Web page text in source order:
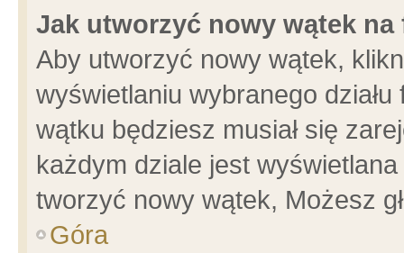
Jak utworzyć nowy wątek na
Aby utworzyć nowy wątek,
wyświetlaniu wybranego
wątku będziesz musiał się
każdym dziale jest
tworzyć nowy wątek, Możesz
Góra